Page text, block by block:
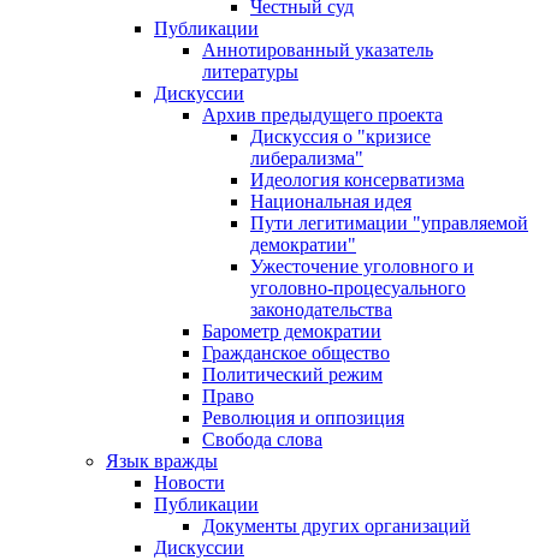
Честный суд
Публикации
Аннотированный указатель
литературы
Дискуссии
Архив предыдущего проекта
Дискуссия о "кризисе
либерализма"
Идеология консерватизма
Национальная идея
Пути легитимации "управляемой
демократии"
Ужесточение уголовного и
уголовно-процесуального
законодательства
Барометр демократии
Гражданское общество
Политический режим
Право
Революция и оппозиция
Свобода слова
Язык вражды
Новости
Публикации
Документы других организаций
Дискуссии